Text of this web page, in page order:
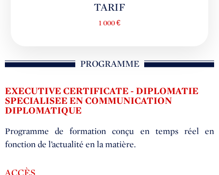
TARIF
1 000 €
PROGRAMME
EXECUTIVE CERTIFICATE - DIPLOMATIE
SPECIALISEE EN COMMUNICATION
DIPLOMATIQUE
Programme de formation conçu en temps réel en
fonction de l’actualité en la matière.
ACCÈS